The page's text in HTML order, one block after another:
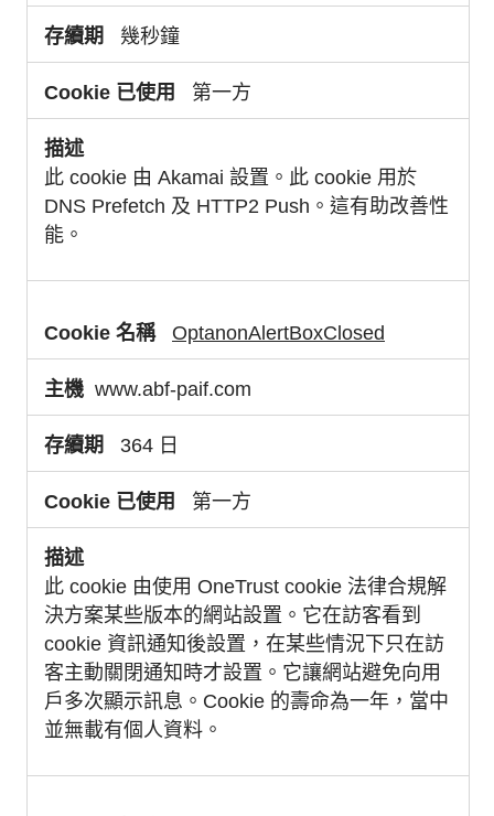
幾秒鐘
第一方
此 cookie 由 Akamai 設置。此 cookie 用於
DNS Prefetch 及 HTTP2 Push。這有助改善性
能。
OptanonAlertBoxClosed
www.abf-paif.com
364 日
第一方
此 cookie 由使用 OneTrust cookie 法律合規解
決方案某些版本的網站設置。它在訪客看到
cookie 資訊通知後設置，在某些情況下只在訪
客主動關閉通知時才設置。它讓網站避免向用
戶多次顯示訊息。Cookie 的壽命為一年，當中
並無載有個人資料。